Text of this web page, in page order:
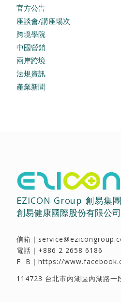
官方公告
座談會/講座場次
跨境學院
中國營銷
兩岸跨境
法規資訊
產業新聞
EZICON Group 創易集團
創易健康國際股份有限公司
信箱｜
電話｜ +886 2 2658 6186
F B｜ https://
114723 台北市內湖區內湖路